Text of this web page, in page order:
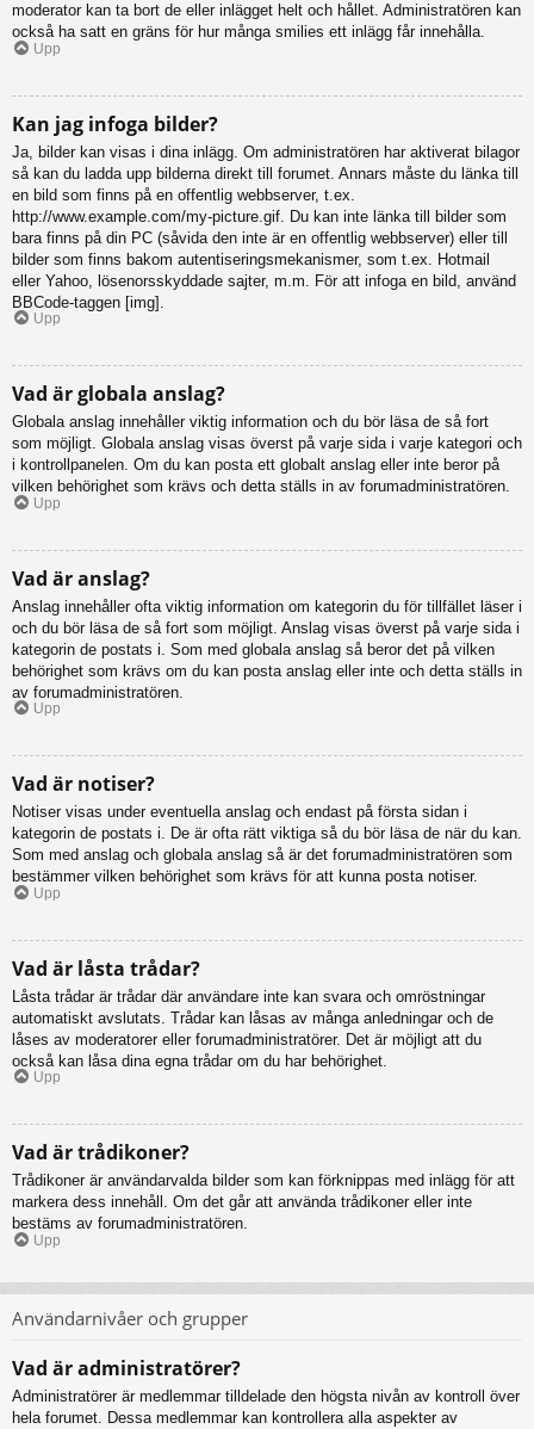
moderator kan ta bort de eller inlägget helt och hållet. Administratören kan
också ha satt en gräns för hur många smilies ett inlägg får innehålla.
Upp
Kan jag infoga bilder?
Ja, bilder kan visas i dina inlägg. Om administratören har aktiverat bilagor
så kan du ladda upp bilderna direkt till forumet. Annars måste du länka till
en bild som finns på en offentlig webbserver, t.ex.
http://www.example.com/my-picture.gif. Du kan inte länka till bilder som
bara finns på din PC (såvida den inte är en offentlig webbserver) eller till
bilder som finns bakom autentiseringsmekanismer, som t.ex. Hotmail
eller Yahoo, lösenorsskyddade sajter, m.m. För att infoga en bild, använd
BBCode-taggen [img].
Upp
Vad är globala anslag?
Globala anslag innehåller viktig information och du bör läsa de så fort
som möjligt. Globala anslag visas överst på varje sida i varje kategori och
i kontrollpanelen. Om du kan posta ett globalt anslag eller inte beror på
vilken behörighet som krävs och detta ställs in av forumadministratören.
Upp
Vad är anslag?
Anslag innehåller ofta viktig information om kategorin du för tillfället läser i
och du bör läsa de så fort som möjligt. Anslag visas överst på varje sida i
kategorin de postats i. Som med globala anslag så beror det på vilken
behörighet som krävs om du kan posta anslag eller inte och detta ställs in
av forumadministratören.
Upp
Vad är notiser?
Notiser visas under eventuella anslag och endast på första sidan i
kategorin de postats i. De är ofta rätt viktiga så du bör läsa de när du kan.
Som med anslag och globala anslag så är det forumadministratören som
bestämmer vilken behörighet som krävs för att kunna posta notiser.
Upp
Vad är låsta trådar?
Låsta trådar är trådar där användare inte kan svara och omröstningar
automatiskt avslutats. Trådar kan låsas av många anledningar och de
låses av moderatorer eller forumadministratörer. Det är möjligt att du
också kan låsa dina egna trådar om du har behörighet.
Upp
Vad är trådikoner?
Trådikoner är användarvalda bilder som kan förknippas med inlägg för att
markera dess innehåll. Om det går att använda trådikoner eller inte
bestäms av forumadministratören.
Upp
Användarnivåer och grupper
Vad är administratörer?
Administratörer är medlemmar tilldelade den högsta nivån av kontroll över
hela forumet. Dessa medlemmar kan kontrollera alla aspekter av